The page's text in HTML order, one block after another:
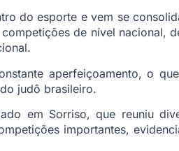
do esporte e vem se
de nível nacional,
aperfeiçoamento, o
judô brasileiro.
em Sorriso, que reuniu
importantes,